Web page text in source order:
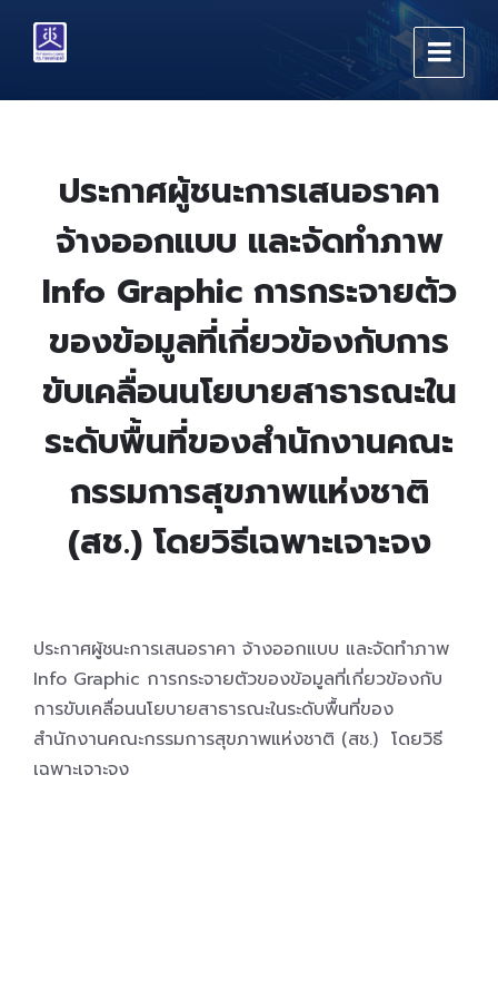
content
main
footer
ประกาศผู้ชนะการเสนอราคา
จ้างออกแบบ และจัดทำภาพ
Info Graphic การกระจายตัว
ของข้อมูลที่เกี่ยวข้องกับการ
ขับเคลื่อนนโยบายสาธารณะใน
ระดับพื้นที่ของสำนักงานคณะ
กรรมการสุขภาพแห่งชาติ
(สช.) โดยวิธีเฉพาะเจาะจง
ประกาศผู้ชนะการเสนอราคา จ้างออกแบบ และจัดทำภาพ
Info Graphic การกระจายตัวของข้อมูลที่เกี่ยวข้องกับ
การขับเคลื่อนนโยบายสาธารณะในระดับพื้นที่ของ
สำนักงานคณะกรรมการสุขภาพแห่งชาติ (สช.) โดยวิธี
เฉพาะเจาะจง